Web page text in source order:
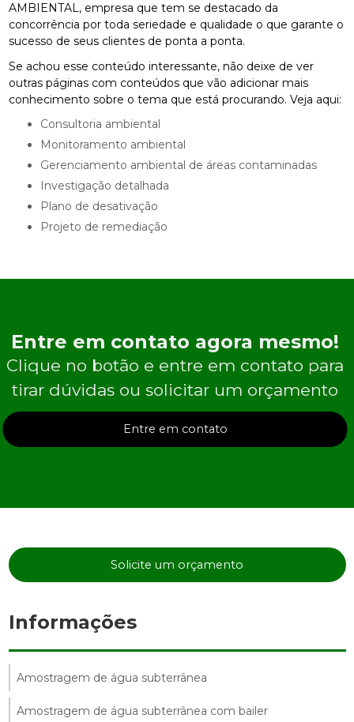
AMBIENTAL, empresa que tem se destacado da
concorrência por toda seriedade e qualidade o que garante o
sucesso de seus clientes de ponta a ponta.
Se achou esse conteúdo interessante, não deixe de ver
outras páginas com conteúdos que vão adicionar mais
conhecimento sobre o tema que está procurando. Veja aqui:
consultoria ambiental
monitoramento ambiental
gerenciamento ambiental de áreas contaminadas
investigação detalhada
plano de desativação
projeto de remediação
Entre em contato agora mesmo!
Clique no botão e entre em contato para
tirar dúvidas ou solicitar um orçamento
Entre em contato
Solicite um orçamento
Informações
Amostragem de água subterrânea
Amostragem de água subterrânea com bailer